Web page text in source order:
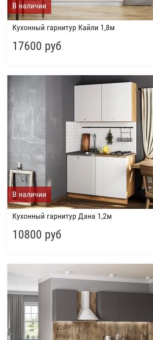
В наличии
Кухонный гарнитур Кайли 1,8м
17600 руб
В наличии
Кухонный гарнитур Дана 1,2м
10800 руб